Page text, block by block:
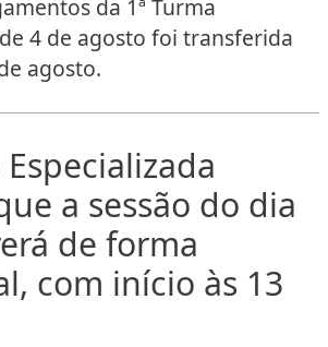
da 1ª Turma
4 de agosto foi transferida
agosto.
a sessão do dia
de forma
com início às 13